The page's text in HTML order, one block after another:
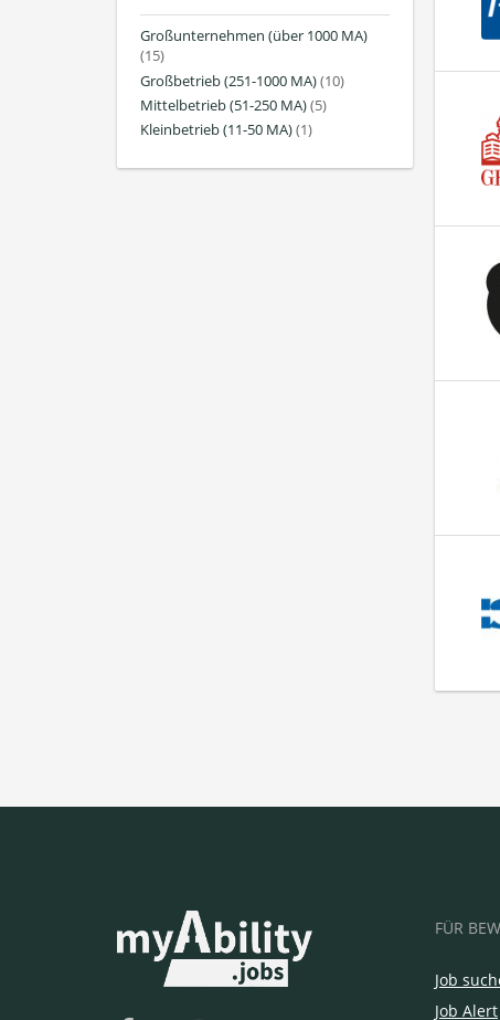
Großunternehmen (über 1000 MA)
(15)
Großbetrieb (251-1000 MA)(10)
Mittelbetrieb (51-250 MA)(5)
Kleinbetrieb (11-50 MA)(1)
FÜR
Job
Job Alert